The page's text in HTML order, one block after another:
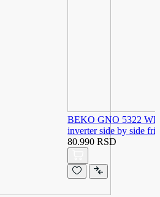
BEKO GNO 5322
inverter side by side
80.990 RSD